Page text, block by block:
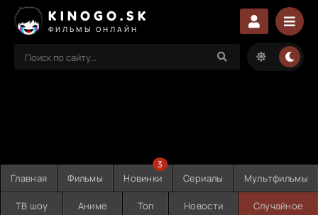
KINOGO.SK
ФИЛЬМЫ ОНЛАЙН
Главная Фильмы Новинки
3
Сериалы Мультфильмы
ТВ шоу Аниме Топ Новости Случайное